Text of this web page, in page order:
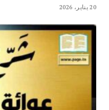
20 يناير، 2026